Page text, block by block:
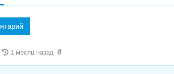
1 месяц назад #